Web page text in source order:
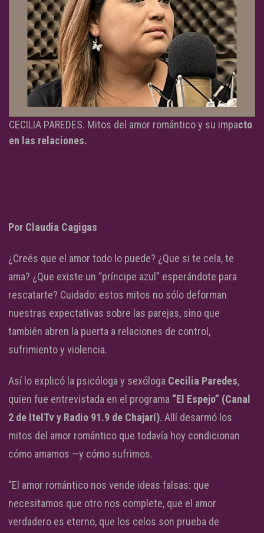
CECILIA PAREDES. Mitos del amor romántico y su impacto
en las relaciones.
Por Claudia Cagigas
¿Creés que el amor todo lo puede? ¿Que si te cela, te
ama? ¿Que existe un “príncipe azul” esperándote para
rescatarte? Cuidado: estos mitos no sólo deforman
nuestras expectativas sobre las parejas, sino que
también abren la puerta a relaciones de control,
sufrimiento y violencia.
Así lo explicó la psicóloga y sexóloga Cecilia Paredes,
quien fue entrevistada en el programa “El Espejo” (Canal
2 de ItelTv y Radio 91.9 de Chajarí). Allí desarmó los
mitos del amor romántico que todavía hoy condicionan
cómo amamos —y cómo sufrimos.
“El amor romántico nos vende ideas falsas: que
necesitamos que otro nos complete, que el amor
verdadero es eterno, que los celos son prueba de